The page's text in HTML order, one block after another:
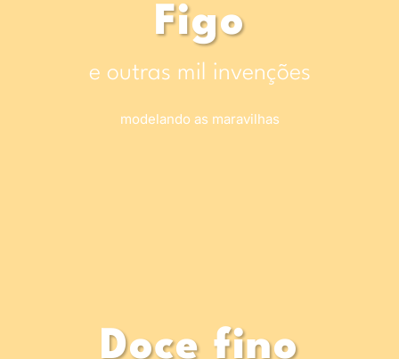
Figo
e outras mil invenções
modelando as maravilhas
Doce fino